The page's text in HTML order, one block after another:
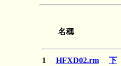
名稱
1 HFXD02.rm
下